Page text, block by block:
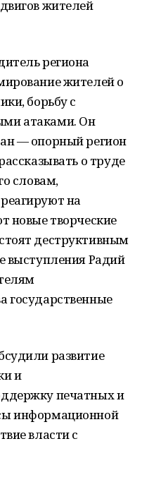
жителей
региона
жителей о
борьбу с
атаками. Он
— опорный регион
о труде
словам,
на
новые творческие
деструктивным
выступления Радий
государственные
развитие
и
печатных и
информационной
власти с